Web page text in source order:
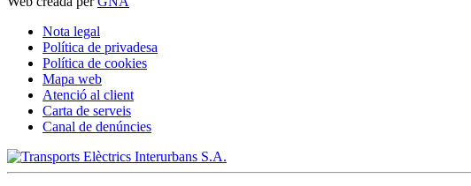
Nota legal
Política de privadesa
Política de cookies
Mapa web
Atenció al client
Carta de serveis
Canal de denúncies